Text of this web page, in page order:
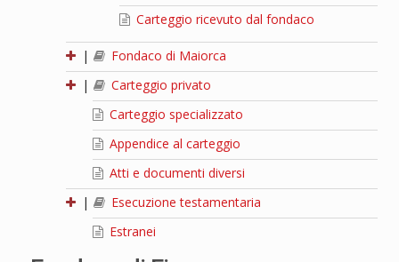
Carteggio ricevuto dal fondaco
|
Fondaco di Maiorca
|
Carteggio privato
Carteggio specializzato
Appendice al carteggio
Atti e documenti diversi
|
Esecuzione testamentaria
Estranei